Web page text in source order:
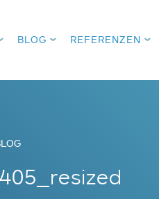
BLOG REFERENZEN